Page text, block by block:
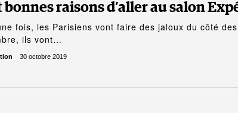
bonnes raisons d’aller au salon
fois, les Parisiens vont faire des jaloux du côté
ils vont…
30 octobre 2019